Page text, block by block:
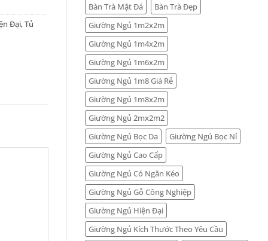
Bàn Trà Mặt Đá
Bàn Trà Đẹp
Giường Ngủ 1m2x2m
Giường Ngủ 1m4x2m
Giường Ngủ 1m6x2m
Giường Ngủ 1m8 Giá Rẻ
Giường Ngủ 1m8x2m
Giường Ngủ 2mx2m2
Giường Ngủ Bọc Da
Giường Ngủ Bọc Nỉ
Giường Ngủ Cao Cấp
Giường Ngủ Có Ngăn Kéo
Giường Ngủ Gỗ Công Nghiệp
Giường Ngủ Hiện Đại
Giường Ngủ Kích Thước Theo Yêu Cầu
Đại,Tủ